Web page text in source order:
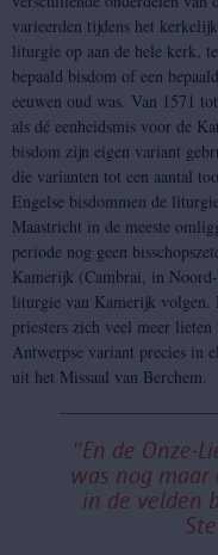
varieerden tijdens het
liturgie op aan de hele kerk,
bepaald bisdom of een
eeuwen oud was. Van 1571
als dé eenheidsmis voor de
bisdom zijn eigen variant
die varianten tot een aantal
Engelse bisdommen de
Maastricht in de meeste
periode nog geen
Kamerijk (Cambrai, in
liturgie van Kamerijk volgen.
priesters zich veel meer
Antwerpse variant precies in
uit het Missaal van Berchem.
"En de Onze-
was nog
in de velden